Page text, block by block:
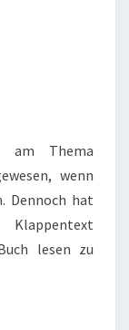
am Thema
wenn
Dennoch hat
lesen zu